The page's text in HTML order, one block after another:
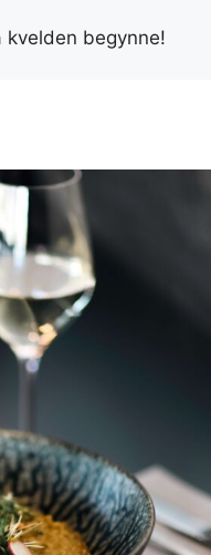
kvelden begynne!